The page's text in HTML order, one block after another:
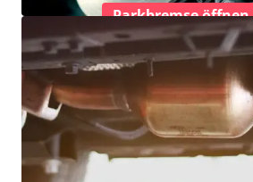
Parkbremse öffnen